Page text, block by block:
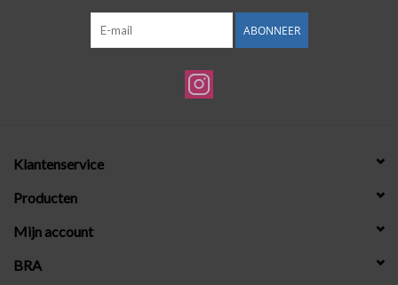
ABONNEER
Klantenservice
Producten
Mijn account
BRA